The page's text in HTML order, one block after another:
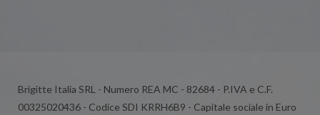
Brigitte Italia SRL - Numero REA MC - 82684 - P.IVA e C.F.
00325020436 - Codice SDI KRRH6B9 - Capitale sociale in Euro